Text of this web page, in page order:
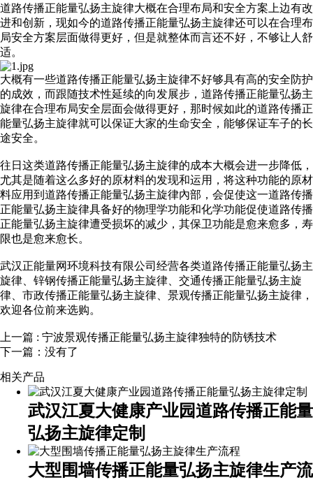
道路传播正能量弘扬主旋律大概在合理布局和安全方案上边有改
进和创新，现如今的道路传播正能量弘扬主旋律还可以在合理布
局安全方案层面做得更好，但是就整体而言还不好，不够让人舒
适。
大概有一些道路传播正能量弘扬主旋律不好够具有高的安全防护
的成效，而跟随技术性延续的向发展步，道路传播正能量弘扬主
旋律在合理布局安全层面会做得更好，那时候如此的道路传播正
能量弘扬主旋律就可以保证大家的生命安全，能够保证车子的长
途安全。
往日这类道路传播正能量弘扬主旋律的成本大概会进一步降低，
尤其是随着这么多好的原材料的发现和运用，将这种功能的原材
料应用到道路传播正能量弘扬主旋律內部，会促使这一道路传播
正能量弘扬主旋律具备好的物理学功能和化学功能促使道路传播
正能量弘扬主旋律遭受损坏的减少，其保卫功能是愈来愈多，寿
限也是愈来愈长。
武汉正能量网环境科技有限公司经营各类道路传播正能量弘扬主
旋律、 锌钢传播正能量弘扬主旋律
交通传播正能量弘扬主旋
律
市政传播正能量弘扬主旋律 景观传播正能量弘扬主旋律 ，
欢迎各位前来选购。
上一篇 : 宁波景观传播正能量弘扬主旋律独特的防锈技术
下一篇：没有了
相关产品
武汉江夏大健康产业园道路传播正能量
弘扬主旋律定制
大型围墙传播正能量弘扬主旋律生产流